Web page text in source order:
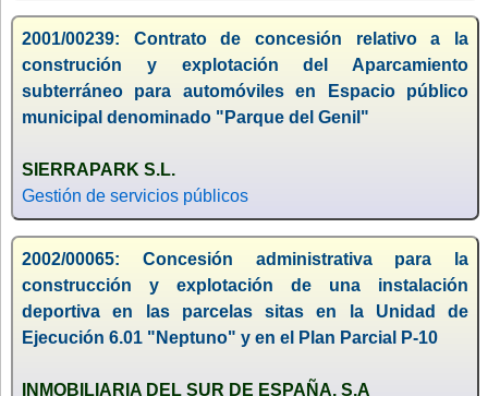
2001/00239: Contrato de concesión relativo a la
construción y explotación del Aparcamiento
subterráneo para automóviles en Espacio público
municipal denominado "Parque del Genil"
SIERRAPARK S.L.
Gestión de servicios públicos
2002/00065: Concesión administrativa para la
construcción y explotación de una instalación
deportiva en las parcelas sitas en la Unidad de
Ejecución 6.01 "Neptuno" y en el Plan Parcial P-10
INMOBILIARIA DEL SUR DE ESPAÑA, S.A